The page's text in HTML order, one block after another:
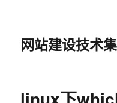
网站建设技术